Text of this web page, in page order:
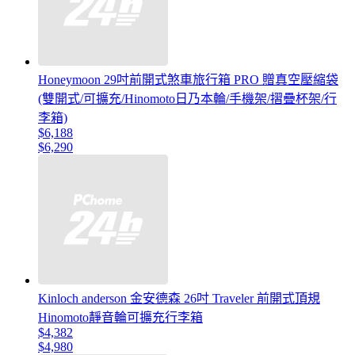
Honeymoon 29吋前開式煞車旅行箱 PRO 贈真空壓縮袋
(雙開式/可擴充/Hinomoto日乃本輪/手機架/摺疊杯架/行
李箱)
$6,188
$6,290
Kinloch anderson 金安德森 26吋 Traveler 前開式頂規
Hinomoto靜音輪可擴充行李箱
$4,382
$4,980